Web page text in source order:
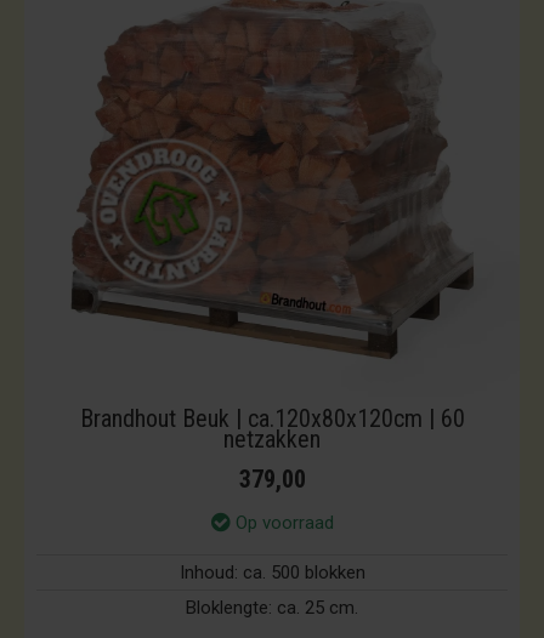
Brandhout Beuk | ca.120x80x120cm | 60
netzakken
379,00
Op voorraad
Inhoud: ca. 500 blokken
Bloklengte: ca. 25 cm.